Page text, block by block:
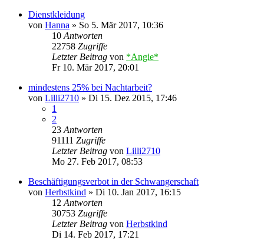
Dienstkleidung
von Hanna » So 5. Mär 2017, 10:36
10 Antworten
22758 Zugriffe
Letzter Beitrag von *Angie*
Fr 10. Mär 2017, 20:01
mindestens 25% bei Nachtarbeit?
von Lilli2710 » Di 15. Dez 2015, 17:46
1
2
23 Antworten
91111 Zugriffe
Letzter Beitrag von Lilli2710
Mo 27. Feb 2017, 08:53
Beschäftigungsverbot in der Schwangerschaft
von Herbstkind » Di 10. Jan 2017, 16:15
12 Antworten
30753 Zugriffe
Letzter Beitrag von Herbstkind
Di 14. Feb 2017, 17:21